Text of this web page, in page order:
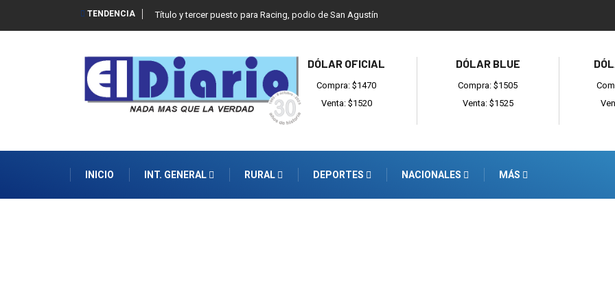
TENDENCIA Título y tercer puesto para Racing, podio de San Agustín
DÓLAR OFICIAL
Compra: $1470
Venta: $1520
DÓLAR BLUE
Compra: $1505
Venta: $1525
INICIO INT. GENERAL RURAL DEPORTES NACIONALES MÁS